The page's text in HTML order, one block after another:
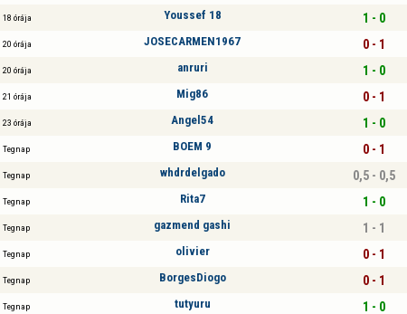
18 órája Youssef 18 1 - 0
20 órája JOSECARMEN1967 0 - 1
20 órája anruri 1 - 0
21 órája Mig86 0 - 1
23 órája Angel54 1 - 0
Tegnap BOEM 9 0 - 1
Tegnap whdrdelgado 0,5 - 0,5
Tegnap Rita7 1 - 0
Tegnap gazmend gashi 1 - 1
Tegnap olivier 0 - 1
Tegnap BorgesDiogo 0 - 1
Tegnap tutyuru 1 - 0